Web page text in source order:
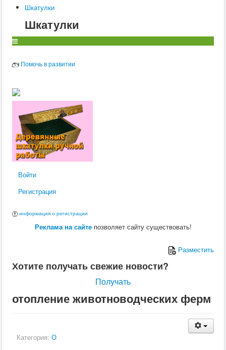
Шкатулки
Шкатулки
Помочь в развитии
Войти
Регистрация
информация о регистрации
Реклама на сайтепозволяет сайту существовать!
Разместить
Хотите получать свежие новости?
Получать
отопление животноводческих ферм
Категория: О